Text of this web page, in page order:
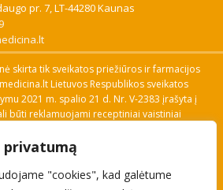
privatumą
"cookies", kad galėtume
pr. 7, LT-44280 Kaunas
skirta tik sveikatos priežiūros ir farmacijos
Lietuvos Respublikos sveikatos
2021 m. spalio 21 d. Nr. V-2383 įrašyta į
būti reklamuojami receptiniai vaistiniai
Naudingos nuorodos: Vaistų ir medicinos
paieška, VVKT tinklalapis, Sveikatos
specialisto pranešimo apie įtariamą